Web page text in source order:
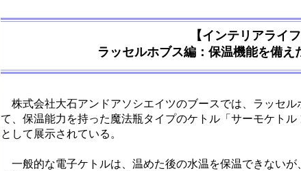
【インテリアライ
ラッセルホブス編：保温機能を備え
株式会社大石アンドアソシエイツのブースでは、ラッセル
て、保温能力を持った魔法瓶タイプのケトル「サーモケトル
として展示されている。
一般的な電子ケトルは、温めた後の水温を保温できないが